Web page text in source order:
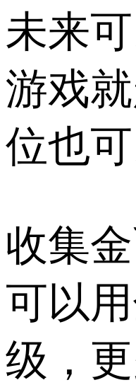
未来
游戏
位也
收集
可以
级，